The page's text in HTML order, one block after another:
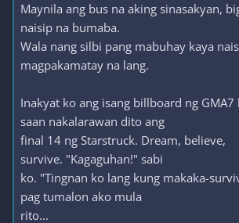
Maynila ang bus na aking sinasakyan,
naisip na bumaba.
Wala nang silbi pang mabuhay kaya
magpakamatay na lang.
Inakyat ko ang isang billboard ng GMA7
saan nakalarawan dito ang
final 14 ng Starstruck. Dream, believe,
survive. "Kagaguhan!" sabi
ko. "Tingnan ko lang kung makaka-
pag tumalon ako mula
rito...